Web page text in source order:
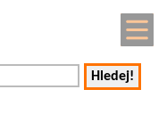
Hledej!